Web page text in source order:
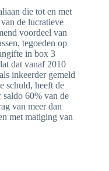
die tot en met
de lucratieve
voordeel van
tegoeden op
in box 3
dat vanaf 2010
inkeerder gemeld
schuld, heeft de
saldo 60% van de
van meer dan
met matiging van